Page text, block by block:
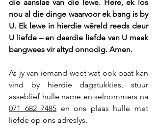
die aanslae van die lewe. Here, ek los
nou al die dinge waarvoor ek bang is by
U. Ek lewe in hierdie wêreld reeds deur
U liefde – en daardie liefde van U maak
bangwees vir altyd onnodig. Amen.
As jy van iemand weet wat ook baat kan
vind by hierdie dagstukkies, stuur
071 682 7485 en ons plaas hulle met
liefde op ons adreslys.